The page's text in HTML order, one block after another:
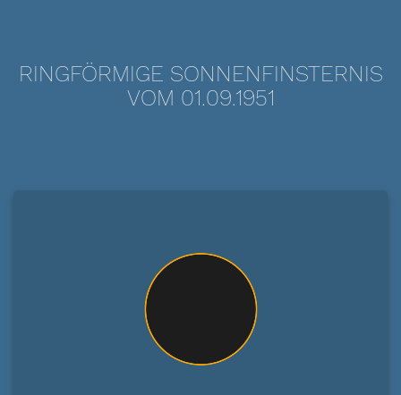
RINGFÖRMIGE SONNENFINSTERNIS
VOM 01.09.1951